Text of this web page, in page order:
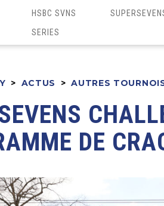
HSBC SVNS
SERIES
> ACTUS > AUTRES
DE